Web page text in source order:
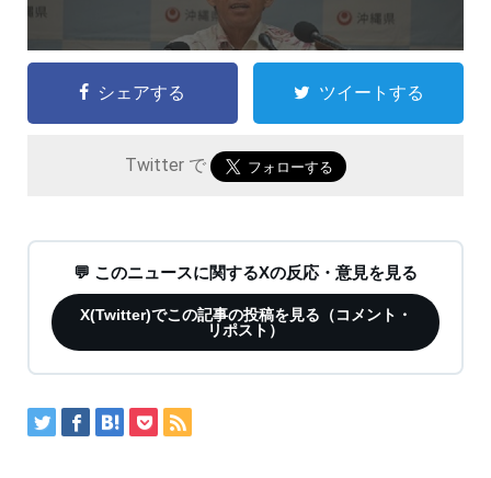
シェアする ツイートする
Twitter で
💬 このニュースに関するXの反応・意見を見る
X(Twitter)でこの記事の投稿を見る（コメント・
リポスト）